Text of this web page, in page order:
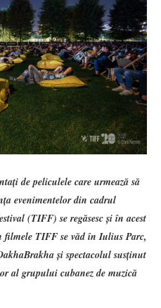
de peliculele care urmează să
evenimentelor din cadrul
(TIFF) se regăsesc și în acest
TIFF se văd în Iulius Parc,
și spectacolul susținut
al grupului cubanez de muzică